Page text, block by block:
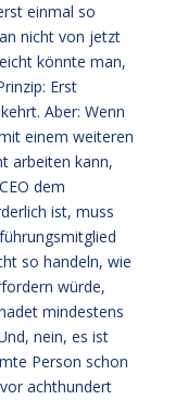
einmal so
nicht von jetzt
könnte man,
Erst
Aber: Wenn
einem weiteren
arbeiten kann,
dem
ist, muss
so handeln, wie
würde,
mindestens
nein, es ist
Person schon
achthundert